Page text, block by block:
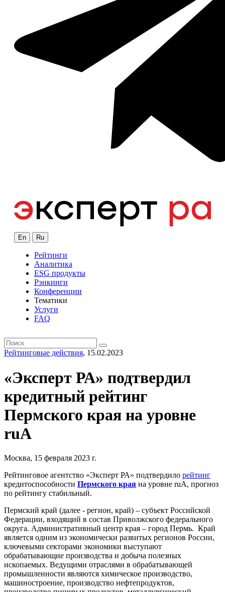
En Ru
Рейтинги
Аналитика
ESG продукты
Рэнкинги
Конференции
Тематики
Услуги
FAQ
Рейтинговые действия, 15.02.2023
«Эксперт РА» подтвердил
кредитный рейтинг
Пермского края на уровне
ruА
Москва, 15 февраля 2023 г.
Рейтинговое агентство «Эксперт РА» подтвердило рейтинг
кредитоспособности Пермского края на уровне ruА, прогноз
по рейтингу стабильный.
Пермский край (далее - регион, край) – субъект Российской
Федерации, входящий в состав Приволжского федерального
округа. Административный центр края – город Пермь. Край
является одним из экономически развитых регионов России,
ключевыми секторами экономики выступают
обрабатывающие производства и добыча полезных
ископаемых. Ведущими отраслями в обрабатывающей
промышленности являются химическое производство,
машиностроение, производство нефтепродуктов,